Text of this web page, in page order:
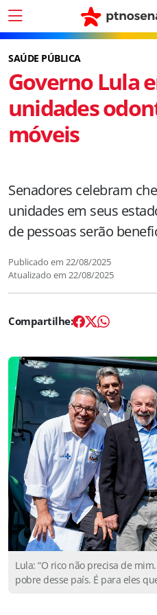
SAÚDE PÚBLICA
Governo Lula
unidades
móveis
Senadores celebram
unidades em seus
de pessoas serão
Publicado em 22/08/2025
Atualizado em 22/08/2025
Lula: “O rico não precisa de
pobre desse país. É para eles